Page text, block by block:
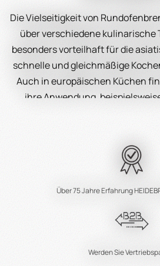
Die Vielseitigkeit von
über verschiedene kulinarische
besonders vorteilhaft für die
schnelle und gleichmäßige
Auch in europäischen Küchen
ihre Anwendung,
der Hitze genau zu steuern, was
von anspruchsvollen
Zuverlässigkeit und
Wie alle Produkte von
Rundofenbrenner für Qualität und
einer Erfahrung von über 75
Über 75 Jahre Erfahrung
Werden Sie